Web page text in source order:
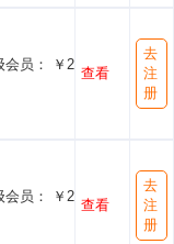
会员： ￥2
查看
去
注
册
会员： ￥2
查看
去
注
册